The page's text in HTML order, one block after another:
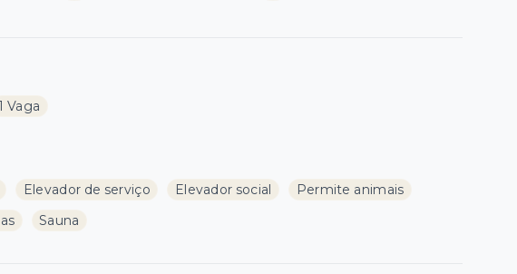
Vaga
Elevador de serviço Elevador social
Permite animais
Sauna